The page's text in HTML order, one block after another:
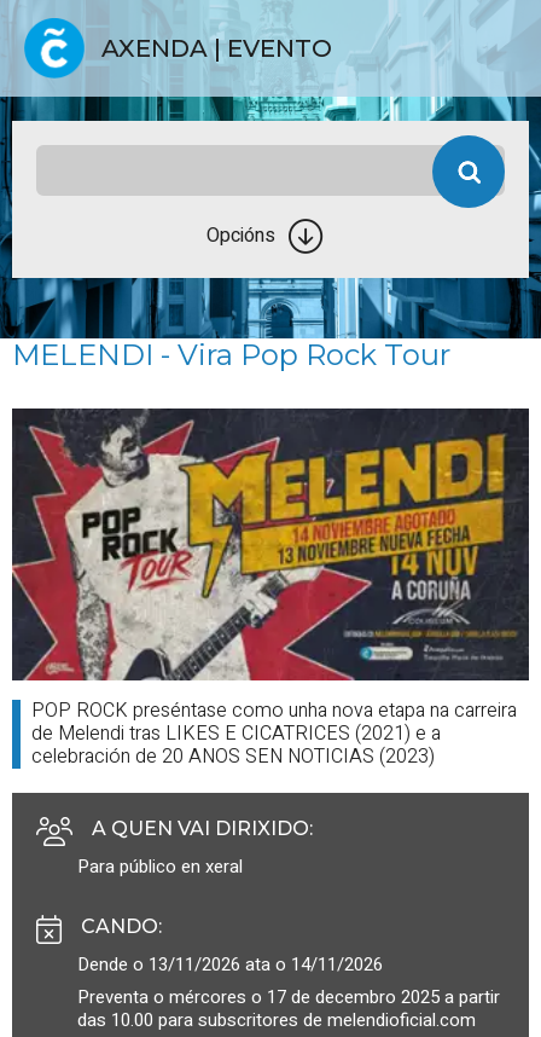
AXENDA | EVENTO
Opcións
MELENDI - Vira Pop Rock Tour
POP ROCK preséntase como unha nova etapa na carreira
de Melendi tras LIKES E CICATRICES (2021) e a
celebración de 20 ANOS SEN NOTICIAS (2023)
A QUEN VAI DIRIXIDO:
Para público en xeral
CANDO:
Dende o 13/11/2026 ata o 14/11/2026
Preventa o mércores o 17 de decembro 2025 a partir
das 10.00 para subscritores de melendioficial.com